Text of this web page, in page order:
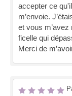
accepter ce
m’envoie.
et vous
ficelle qui
Merci de